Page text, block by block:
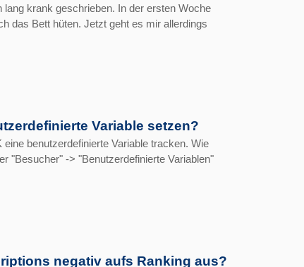
krank geschrieben. In der ersten Woche
das Bett hüten. Jetzt geht es mir allerdings
Variable setzen?
benutzerdefinierte Variable tracken. Wie
"Besucher" -> "Benutzerdefinierte Variablen"
negativ aufs Ranking aus?